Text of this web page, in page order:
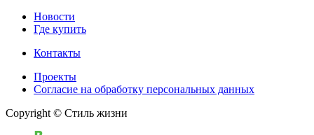
Новости
Где купить
Контакты
Проекты
Cогласие на обработку персональных данных
Copyright © Стиль жизни